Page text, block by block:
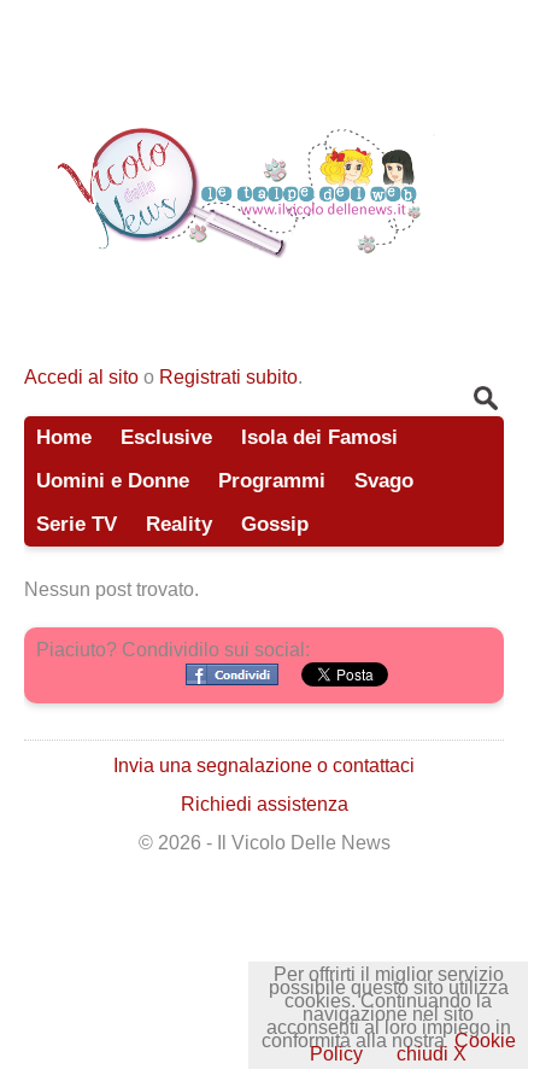
Accedi al sito o Registrati subito.
Home Esclusive
Isola dei Famosi
Uomini e Donne
Programmi
Svago
Serie TV
Reality Gossip
Nessun post trovato.
Piaciuto? Condividilo sui social:
Invia una segnalazione o contattaci
Richiedi assistenza
© 2026 - Il Vicolo Delle News
Per offrirti il miglior servizio
possibile questo sito utilizza
cookies. Continuando la
navigazione nel sito
acconsenti al loro impiego in
conformità alla nostra Cookie
Policy chiudi X